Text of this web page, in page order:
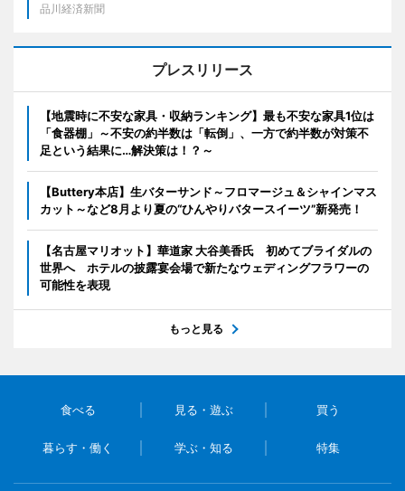
品川経済新聞
プレスリリース
【地震時に不安な家具・収納ランキング】最も不安な家具1位は
「食器棚」～不安の約半数は「転倒」、一方で約半数が対策不
足という結果に…解決策は！？～
【Buttery本店】生バターサンド～フロマージュ＆シャインマス
カット～など8月より夏の“ひんやりバタースイーツ”新発売！
【名古屋マリオット】華道家 大谷美香氏 初めてブライダルの
世界へ ホテルの披露宴会場で新たなウェディングフラワーの
可能性を表現
もっと見る
食べる 見る・遊ぶ 買う
暮らす・働く 学ぶ・知る 特集